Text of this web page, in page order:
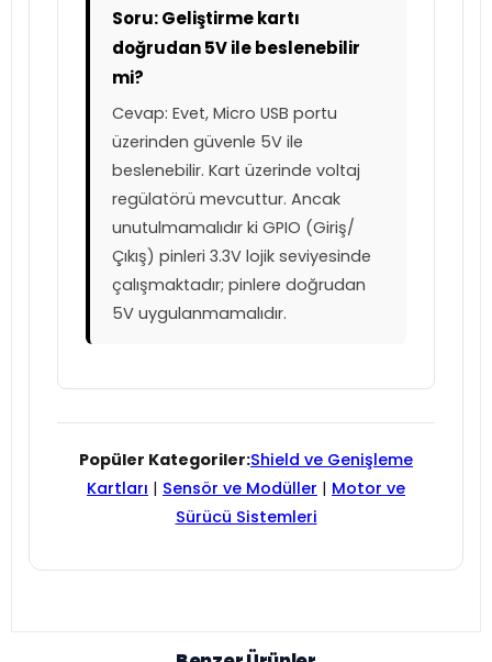
Soru: Geliştirme kartı
doğrudan 5V ile beslenebilir
mi?
Cevap: Evet, Micro USB portu
üzerinden güvenle 5V ile
beslenebilir. Kart üzerinde voltaj
regülatörü mevcuttur. Ancak
unutulmamalıdır ki GPIO (Giriş/
Çıkış) pinleri 3.3V lojik seviyesinde
çalışmaktadır; pinlere doğrudan
5V uygulanmamalıdır.
Popüler Kategoriler:Shield ve Genişleme
Kartları | Sensör ve Modüller | Motor ve
Sürücü Sistemleri